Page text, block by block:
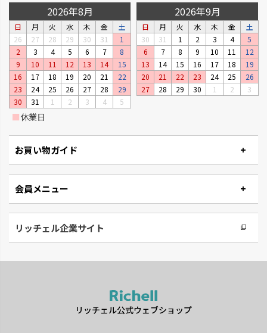
シンプルトーン
シンプルで機能的です。
バスカHA
浴室の壁面パネルとコーディネー
トできます。
凹凸がなくお手入れしやすい形
状です。
使いやすい生活の必需品です。
2026年8月
日 月 火 水 木 金
土
26
27 28 29 30 31
1
2
3 4 5 6 7
8
9
10 11 12 13 14
15
16
17 18 19 20 21
22
23
24 25 26 27 28
29
30
31 1 2 3 4 5
2026年9月
日 月 火 水 木 金
土
30
31 1 2 3 4
5
6
7 8 9 10 11
12
13
14 15 16 17 18
19
20
21 22 23 24 25
26
27
28 29 30 1 2 3
■休業日
お買い物ガイド
会員メニュー
リッチェル企業サイト
リッチェル公式ウェブショップ